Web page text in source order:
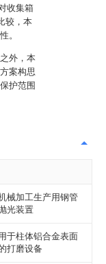
收集箱
较，本
。
外，本
案构思
护范围
械加工生产用钢管
光装置
于柱体铝合金表面
打磨设备